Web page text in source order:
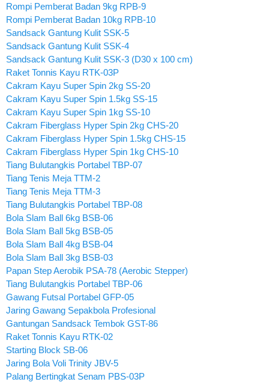
Rompi Pemberat Badan 9kg RPB-9
Rompi Pemberat Badan 10kg RPB-10
Sandsack Gantung Kulit SSK-5
Sandsack Gantung Kulit SSK-4
Sandsack Gantung Kulit SSK-3 (D30 x 100 cm)
Raket Tonnis Kayu RTK-03P
Cakram Kayu Super Spin 2kg SS-20
Cakram Kayu Super Spin 1.5kg SS-15
Cakram Kayu Super Spin 1kg SS-10
Cakram Fiberglass Hyper Spin 2kg CHS-20
Cakram Fiberglass Hyper Spin 1.5kg CHS-15
Cakram Fiberglass Hyper Spin 1kg CHS-10
Tiang Bulutangkis Portabel TBP-07
Tiang Tenis Meja TTM-2
Tiang Tenis Meja TTM-3
Tiang Bulutangkis Portabel TBP-08
Bola Slam Ball 6kg BSB-06
Bola Slam Ball 5kg BSB-05
Bola Slam Ball 4kg BSB-04
Bola Slam Ball 3kg BSB-03
Papan Step Aerobik PSA-78 (Aerobic Stepper)
Tiang Bulutangkis Portabel TBP-06
Gawang Futsal Portabel GFP-05
Jaring Gawang Sepakbola Profesional
Gantungan Sandsack Tembok GST-86
Raket Tonnis Kayu RTK-02
Starting Block SB-06
Jaring Bola Voli Trinity JBV-5
Palang Bertingkat Senam PBS-03P